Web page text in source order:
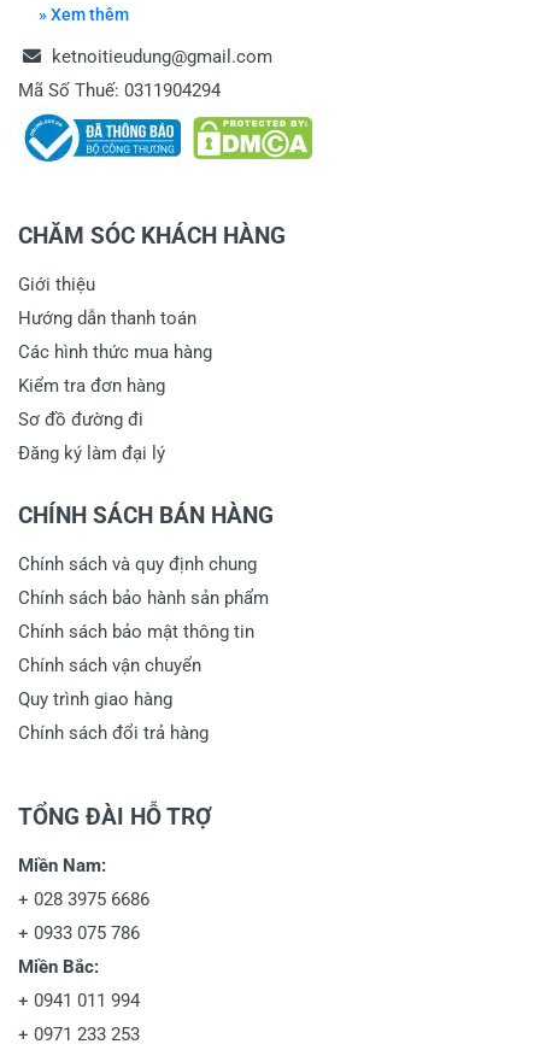
» Xem thêm
ketnoitieudung@gmail.com
Mã Số Thuế: 0311904294
CHĂM SÓC KHÁCH HÀNG
Giới thiệu
Hướng dẫn thanh toán
Các hình thức mua hàng
Kiểm tra đơn hàng
Sơ đồ đường đi
Đăng ký làm đại lý
CHÍNH SÁCH BÁN HÀNG
Chính sách và quy định chung
Chính sách bảo hành sản phẩm
Chính sách bảo mật thông tin
Chính sách vận chuyển
Quy trình giao hàng
Chính sách đổi trả hàng
TỔNG ĐÀI HỖ TRỢ
Miền Nam:
+ 028 3975 6686
+ 0933 075 786
Miền Bắc:
+ 0941 011 994
+ 0971 233 253